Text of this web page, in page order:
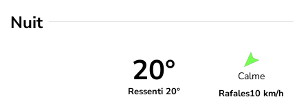
Nuit
20°
Ressenti 20°
Calme
Rafales10 km/h